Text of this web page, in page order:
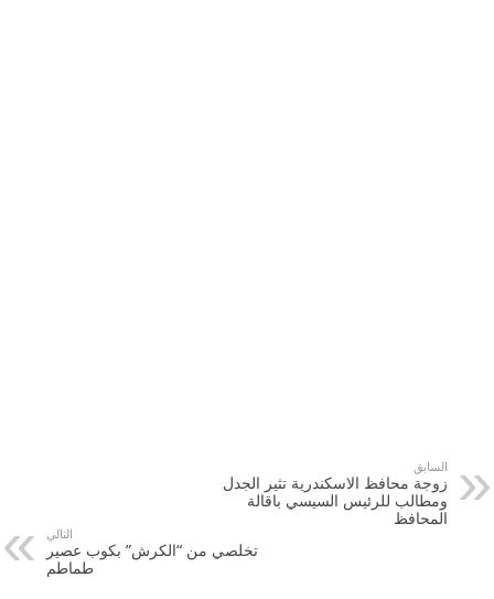
السابق
زوجة محافظ الاسكندرية تثير الجدل
ومطالب للرئيس السيسي باقالة
المحافظ
التالي
تخلصي من “الكرش” بكوب عصير
طماطم